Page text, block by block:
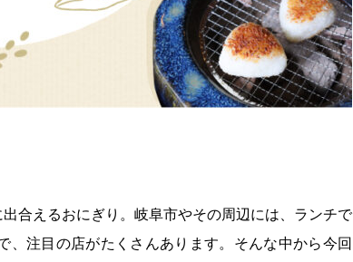
合えるおにぎり。岐阜市やその周辺には、ランチで
注目の店がたくさんあります。そんな中から今回